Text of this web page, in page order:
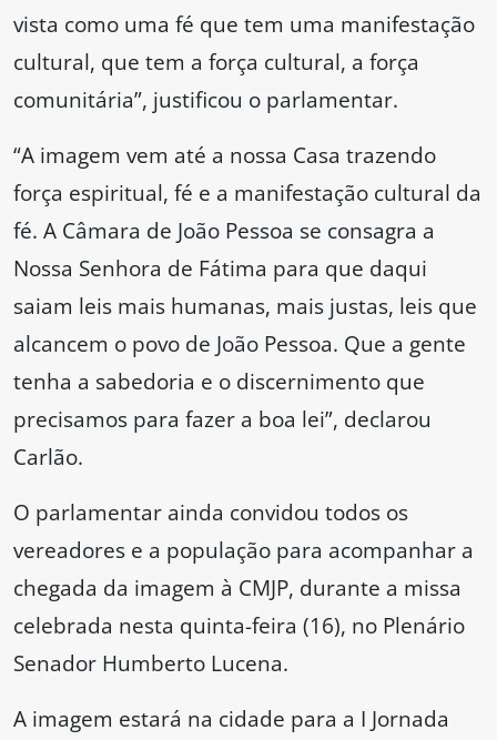
vista como uma fé que tem uma manifestação
cultural, que tem a força cultural, a força
comunitária”, justificou o parlamentar.
“A imagem vem até a nossa Casa trazendo
força espiritual, fé e a manifestação cultural da
fé. A Câmara de João Pessoa se consagra a
Nossa Senhora de Fátima para que daqui
saiam leis mais humanas, mais justas, leis que
alcancem o povo de João Pessoa. Que a gente
tenha a sabedoria e o discernimento que
precisamos para fazer a boa lei”, declarou
Carlão.
O parlamentar ainda convidou todos os
vereadores e a população para acompanhar a
chegada da imagem à CMJP, durante a missa
celebrada nesta quinta-feira (16), no Plenário
Senador Humberto Lucena.
A imagem estará na cidade para a I Jornada